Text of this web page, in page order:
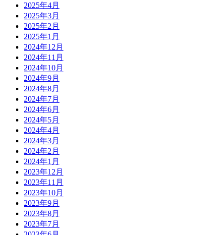
2025年4月
2025年3月
2025年2月
2025年1月
2024年12月
2024年11月
2024年10月
2024年9月
2024年8月
2024年7月
2024年6月
2024年5月
2024年4月
2024年3月
2024年2月
2024年1月
2023年12月
2023年11月
2023年10月
2023年9月
2023年8月
2023年7月